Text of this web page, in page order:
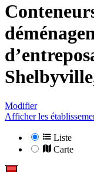
Modifier
Afficher les
Liste
Carte